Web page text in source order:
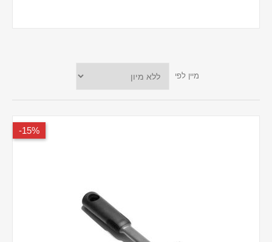
מיין לפי
15%-